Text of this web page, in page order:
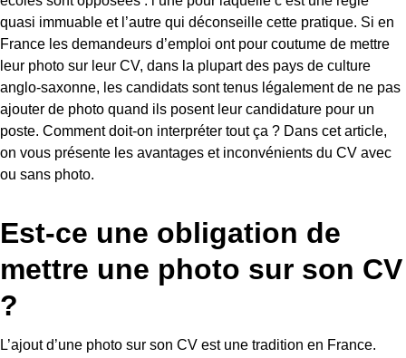
quasi immuable et l’autre qui déconseille cette pratique. Si en
France les demandeurs d’emploi ont pour coutume de mettre
leur photo sur leur CV, dans la plupart des pays de culture
anglo-saxonne, les candidats sont tenus légalement de ne pas
ajouter de photo quand ils posent leur candidature pour un
poste. Comment doit-on interpréter tout ça ? Dans cet article,
on vous présente les avantages et inconvénients du CV avec
ou sans photo.
Est-ce une obligation de
mettre une photo sur son CV
?
L’ajout d’une photo sur son CV est une tradition en France.